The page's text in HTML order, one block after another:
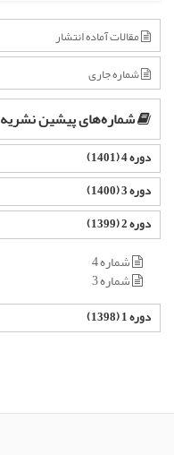
مقالات آماده انتشار
شماره جاری
شماره‌های پیشین نشریه
دوره 4 (1401)
دوره 3 (1400)
دوره 2 (1399)
شماره 4
شماره 3
دوره 1 (1398)